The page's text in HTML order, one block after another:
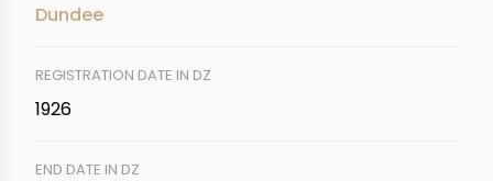
Dundee
REGISTRATION DATE IN DZ
1926
END DATE IN DZ